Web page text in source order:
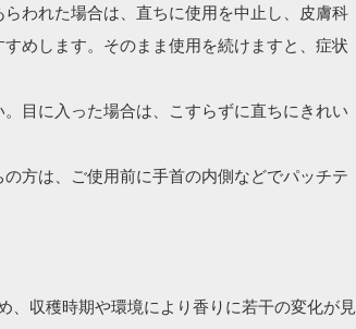
われた場合は、直ちに使用を中止し、皮膚科
めします。そのまま使用を続けますと、症状
目に入った場合は、こすらずに直ちにきれい
方は、ご使用前に手首の内側などでパッチテ
、収穫時期や環境により香りに若干の変化が見